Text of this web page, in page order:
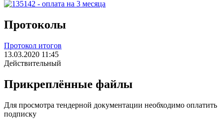
Протоколы
Протокол итогов
13.03.2020 11:45
Действительный
Прикреплённые файлы
Для просмотра тендерной документации необходимо оплатить
подписку